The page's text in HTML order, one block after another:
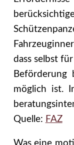
dass selbst
Beförderung
möglich ist.
Quelle: FAZ